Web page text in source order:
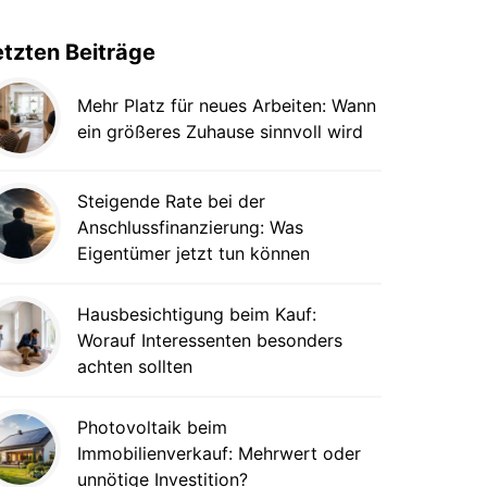
Beiträge
Mehr Platz für neues Arbeiten: Wann
ein größeres Zuhause sinnvoll wird
Steigende Rate bei der
Anschlussfinanzierung: Was
Eigentümer jetzt tun können
Hausbesichtigung beim Kauf:
Worauf Interessenten besonders
achten sollten
Photovoltaik beim
Immobilienverkauf: Mehrwert oder
unnötige Investition?